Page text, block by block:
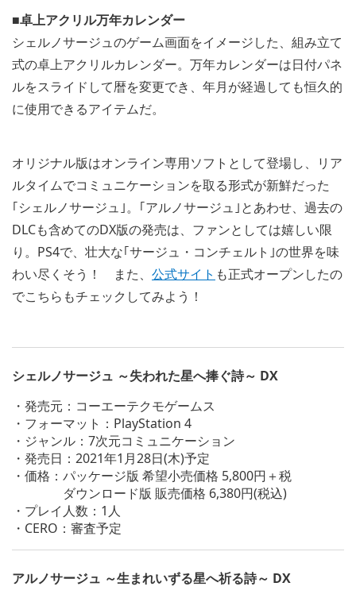
■卓上アクリル万年カレンダー
シェルノサージュのゲーム画面をイメージした、組み立て
式の卓上アクリルカレンダー。万年カレンダーは日付パネ
ルをスライドして暦を変更でき、年月が経過しても恒久的
に使用できるアイテムだ。
オリジナル版はオンライン専用ソフトとして登場し、リア
ルタイムでコミュニケーションを取る形式が新鮮だった
｢シェルノサージュ｣。｢アルノサージュ｣とあわせ、過去の
DLCも含めてのDX版の発売は、ファンとしては嬉しい限
り。PS4で、壮大な｢サージュ・コンチェルト｣の世界を味
わい尽くそう！ また、 公式サイト も正式オープンしたの
でこちらもチェックしてみよう！
シェルノサージュ ～失われた星へ捧ぐ詩～ DX
・発売元：コーエーテクモゲームス
・フォーマット：PlayStation 4
・ジャンル：7次元コミュニケーション
・発売日：2021年1月28日(木)予定
・価格：パッケージ版 希望小売価格 5,800円＋税
ダウンロード版 販売価格 6,380円(税込)
・プレイ人数：1人
・CERO：審査予定
アルノサージュ ～生まれいずる星へ祈る詩～ DX